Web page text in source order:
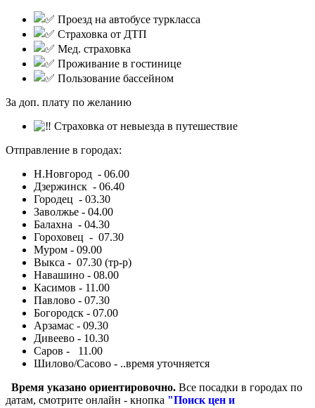
Проезд на автобусе туркласса
Страховка от ДТП
Мед. страховка
Проживание в гостинице
Пользование бассейном
За доп. плату по желанию
Страховка от невыезда в путешествие
Отправление в городах:
Н.Новгород - 06.00
Дзержинск - 06.40
Городец - 03.30
Заволжье - 04.00
Балахна - 04.30
Гороховец - 07.30
Муром - 09.00
Выкса - 07.30 (тр-р)
Навашино - 08.00
Касимов - 11.00
Павлово - 07.30
Богородск - 07.00
Арзамас - 09.30
Дивеево - 10.30
Саров - 11.00
Шилово/Сасово - ..время уточняется
Время указано ориентировочно. Все посадки в городах по
датам, смотрите онлайн - кнопка "Поиск цен и